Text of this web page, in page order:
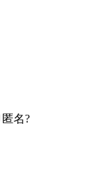
匿名?